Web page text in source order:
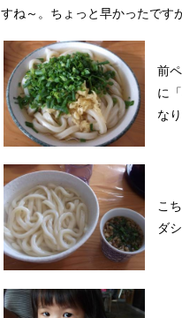
すね～。ちょっと早かったです
前
に
な
こ
ダ